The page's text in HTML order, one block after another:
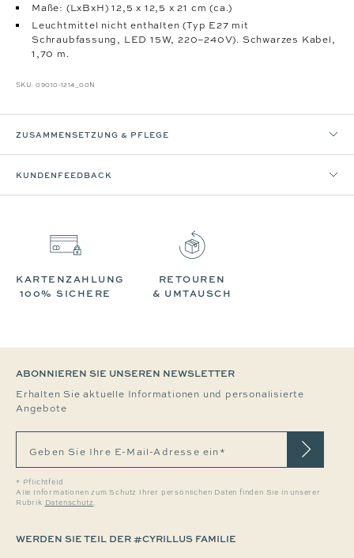
Maße: (LxBxH) 12,5 x 12,5 x 21 cm (ca.)
Leuchtmittel nicht enthalten (Typ E27 mit
Schraubfassung, LED 15W, 220–240V). Schwarzes Kabel,
1,70 m.
SKU:09010-1214_00N
ZUSAMMENSETZUNG & PFLEGE
KUNDENFEEDBACK
KARTENZAHLUNG
100% SICHERE
RETOUREN
& UMTAUSCH
ABONNIEREN SIE UNSEREN NEWSLETTER
Erhalten Sie aktuelle Informationen und personalisierte
Angebote
Geben Sie Ihre E-Mail-Adresse ein*
* Pflichtfeld
Alle Informationen zum Schutz Ihrer persönlichen Daten finden Sie in unserer
Rubrik Datenschutz.
WERDEN SIE TEIL DER #CYRILLUS FAMILIE